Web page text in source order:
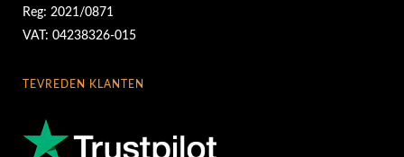
Reg: 2021/0871
VAT: 04238326-015
TEVREDEN KLANTEN